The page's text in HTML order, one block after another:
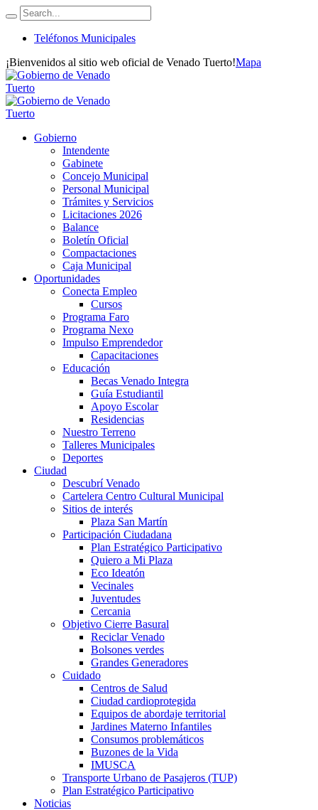
Teléfonos Municipales
¡Bienvenidos al sitio web oficial de Venado Tuerto!Mapa
Gobierno
Intendente
Gabinete
Concejo Municipal
Personal Municipal
Trámites y Servicios
Licitaciones 2026
Balance
Boletín Oficial
Compactaciones
Caja Municipal
Oportunidades
Conecta Empleo
Cursos
Programa Faro
Programa Nexo
Impulso Emprendedor
Capacitaciones
Educación
Becas Venado Integra
Guía Estudiantil
Apoyo Escolar
Residencias
Nuestro Terreno
Talleres Municipales
Deportes
Ciudad
Descubrí Venado
Cartelera Centro Cultural Municipal
Sitios de interés
Plaza San Martín
Participación Ciudadana
Plan Estratégico Participativo
Quiero a Mi Plaza
Eco Ideatón
Vecinales
Juventudes
Cercania
Objetivo Cierre Basural
Reciclar Venado
Bolsones verdes
Grandes Generadores
Cuidado
Centros de Salud
Ciudad cardioprotegida
Equipos de abordaje territorial
Jardines Materno Infantiles
Consumos problemáticos
Buzones de la Vida
IMUSCA
Transporte Urbano de Pasajeros (TUP)
Plan Estratégico Participativo
Noticias